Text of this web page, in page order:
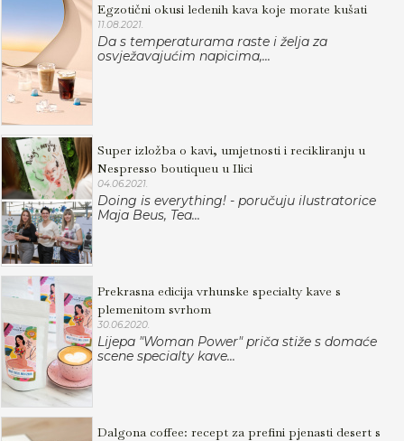
Egzotični okusi ledenih kava koje morate kušati
11.08.2021.
Da s temperaturama raste i želja za
osvježavajućim napicima,...
Super izložba o kavi, umjetnosti i recikliranju u
Nespresso boutiqueu u Ilici
04.06.2021.
Doing is everything! - poručuju ilustratorice
Maja Beus, Tea...
Prekrasna edicija vrhunske specialty kave s
plemenitom svrhom
30.06.2020.
Lijepa "Woman Power" priča stiže s domaće
scene specialty kave...
Dalgona coffee: recept za prefini pjenasti desert s